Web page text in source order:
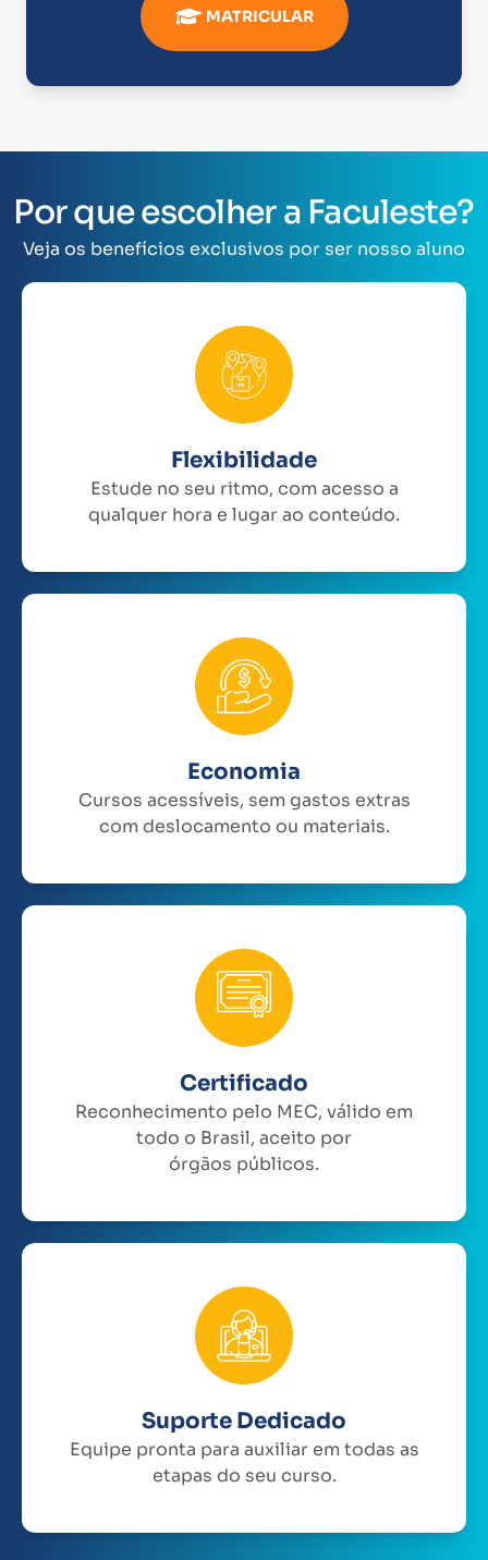
MATRICULAR
Por que escolher a Faculeste?
Veja os benefícios exclusivos por ser nosso aluno
Flexibilidade
Estude no seu ritmo, com acesso a
qualquer hora e lugar ao conteúdo.
Economia
Cursos acessíveis, sem gastos extras
com deslocamento ou materiais.
Certificado
Reconhecimento pelo MEC, válido em
todo o Brasil, aceito por
órgãos públicos.
Suporte Dedicado
Equipe pronta para auxiliar em todas as
etapas do seu curso.